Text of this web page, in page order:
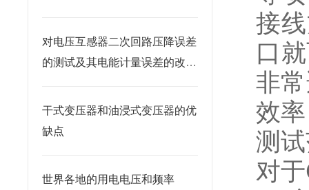
对电压互感器二次回路压降误差
的测试及其电能计量误差的改进
干式变压器和油浸式变压器的优
缺点
世界各地的用电电压和频率
接
口
非
效
测
对